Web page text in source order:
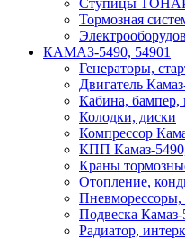
Ступицы
Тормозная
КАМАЗ-5490, 54901
Генераторы,
Двигатель
Кабина, бампер,
Колодки, диски
Компрессор
КПП Камаз-
Краны
Отопление,
Пневморессоры,
Подвеска Камаз-
Радиатор,